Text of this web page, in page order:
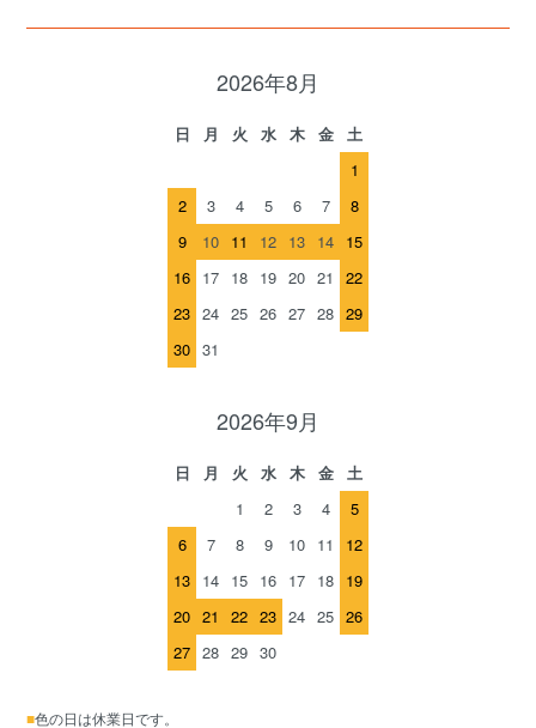
2026年8月
日 月 火 水 木 金
土
1
2
3 4 5 6 7
8
9
10 11 12 13 14 15
16 17 18 19 20 21
22
23 24 25 26 27 28 29
30 31
2026年9月
日 月 火 水 木 金
土
1
2 3 4
5
6
7 8 9 10 11
12
13 14 15 16 17 18 19
20 21 22 23 24 25 26
27 28 29 30
■色の日は休業日です。